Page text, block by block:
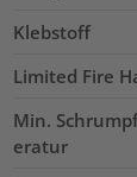
Klebstoff
Limited Fire
Min.
eratur